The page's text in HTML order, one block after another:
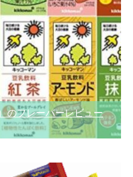
のフレーバーレビュー